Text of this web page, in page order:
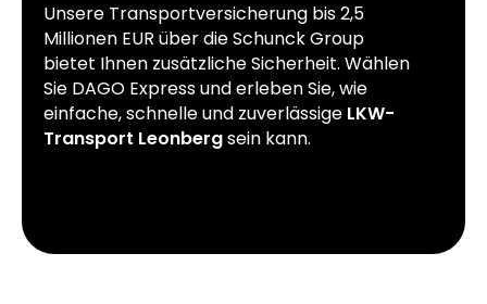
Unsere Transportversicherung bis 2,5
Millionen EUR über die Schunck Group
bietet Ihnen zusätzliche Sicherheit. Wählen
Sie DAGO Express und erleben Sie, wie
einfache, schnelle und zuverlässige LKW-
Transport Leonbergsein kann.